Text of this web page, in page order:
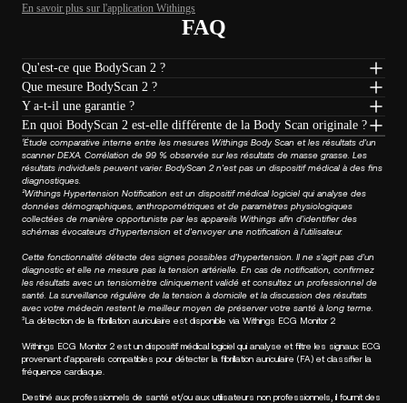
En savoir plus sur l'application Withings
FAQ
Qu'est-ce que BodyScan 2 ?
Que mesure BodyScan 2 ?
Y a-t-il une garantie ?
En quoi BodyScan 2 est-elle différente de la Body Scan originale ?
¹Étude comparative interne entre les mesures Withings Body Scan et les résultats d'un
scanner DEXA. Corrélation de 99 % observée sur les résultats de masse grasse. Les
résultats individuels peuvent varier. BodyScan 2 n'est pas un dispositif médical à des fins
diagnostiques.
²Withings Hypertension Notification est un dispositif médical logiciel qui analyse des
données démographiques, anthropométriques et de paramètres physiologiques
collectées de manière opportuniste par les appareils Withings afin d'identifier des
schémas évocateurs d'hypertension et d'envoyer une notification à l'utilisateur.
Cette fonctionnalité détecte des signes possibles d'hypertension. Il ne s'agit pas d'un
diagnostic et elle ne mesure pas la tension artérielle. En cas de notification, confirmez
les résultats avec un tensiomètre cliniquement validé et consultez un professionnel de
santé. La surveillance régulière de la tension à domicile et la discussion des résultats
avec votre médecin restent le meilleur moyen de préserver votre santé à long terme.
³La détection de la fibrillation auriculaire est disponible via Withings ECG Monitor 2
Withings ECG Monitor 2 est un dispositif médical logiciel qui analyse et filtre les signaux ECG
provenant d'appareils compatibles pour détecter la fibrillation auriculaire (FA) et classifier la
fréquence cardiaque.
Destiné aux professionnels de santé et/ou aux utilisateurs non professionnels, il fournit des